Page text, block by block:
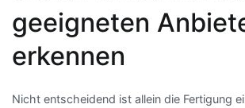
geeigneten
erkennen
Nicht entscheidend ist allein die Fertigung